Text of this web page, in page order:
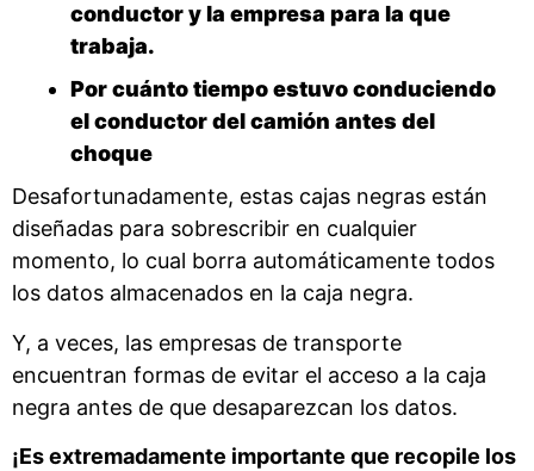
conductor y la empresa para la que
trabaja.
Por cuánto tiempo estuvo conduciendo
el conductor del camión antes del
choque
Desafortunadamente, estas cajas negras están
diseñadas para sobrescribir en cualquier
momento, lo cual borra automáticamente todos
los datos almacenados en la caja negra.
Y, a veces, las empresas de transporte
encuentran formas de evitar el acceso a la caja
negra antes de que desaparezcan los datos.
¡Es extremadamente importante que recopile los